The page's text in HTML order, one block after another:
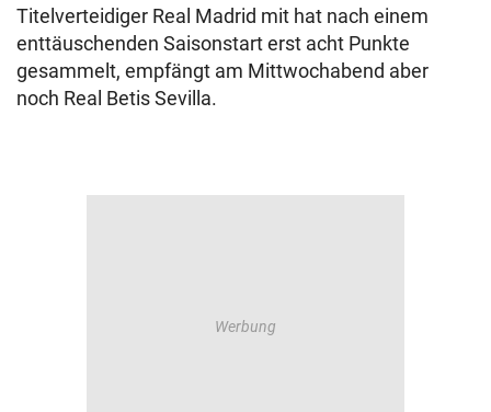
Titelverteidiger Real Madrid mit hat nach einem
enttäuschenden Saisonstart erst acht Punkte
gesammelt, empfängt am Mittwochabend aber
noch Real Betis Sevilla.